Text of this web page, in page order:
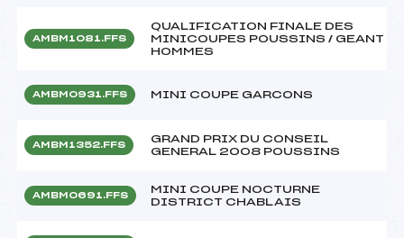
AMBM1081.FFS
QUALIFICATION FINALE DES
MINICOUPES POUSSINS / GEANT
HOMMES
AMBM0931.FFS MINI COUPE GARCONS
AMBM1352.FFS
GRAND PRIX DU CONSEIL
GENERAL 2008 POUSSINS
AMBM0691.FFS
MINI COUPE NOCTURNE
DISTRICT CHABLAIS